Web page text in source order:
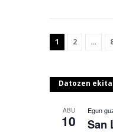
1 2 …
Datozen
ABU
10
Egun
San